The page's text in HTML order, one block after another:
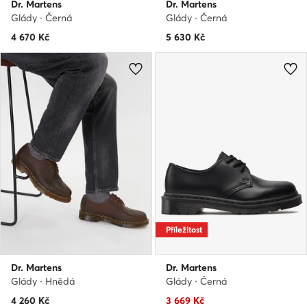
Dr. Martens
Glády · Černá
4 670 Kč
Dr. Martens
Glády · Černá
5 630 Kč
Dr. Martens
Glády · Hnědá
4 260 Kč
Příležitost
Dr. Martens
Glády · Černá
Aktuální cena
3 669 Kč